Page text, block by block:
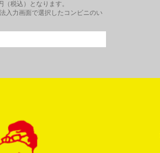
税込）となります。
入力画面で選択したコンビニのい